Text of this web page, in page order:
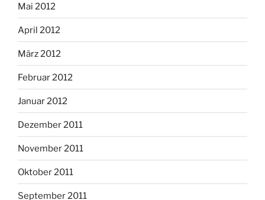
Mai 2012
April 2012
März 2012
Februar 2012
Januar 2012
Dezember 2011
November 2011
Oktober 2011
September 2011